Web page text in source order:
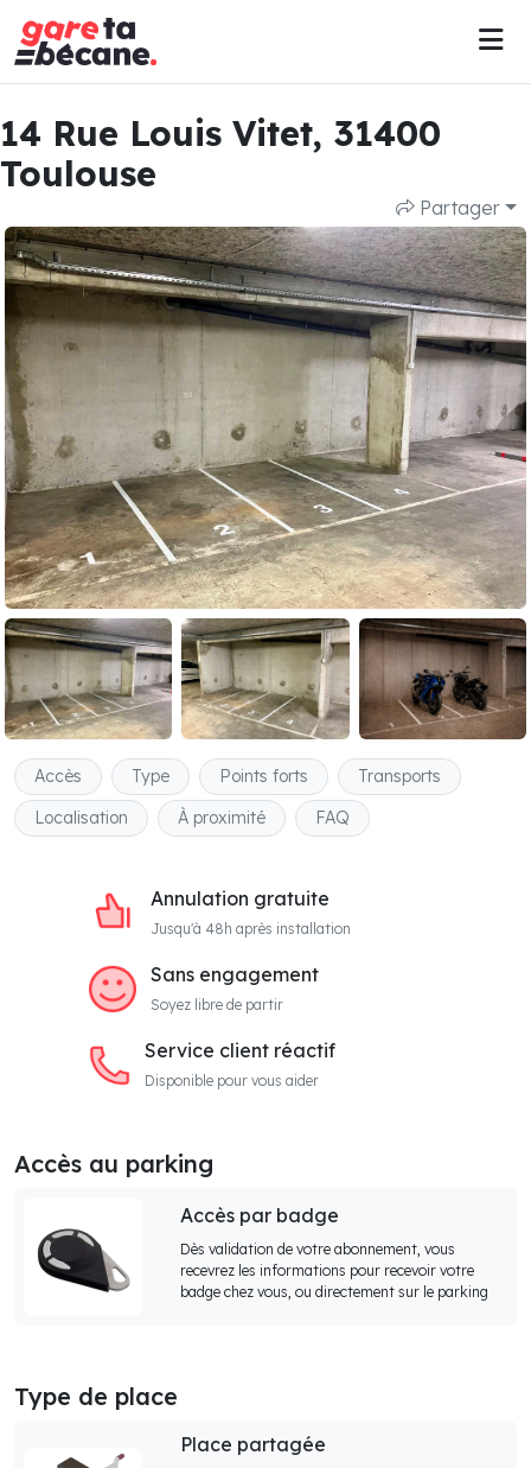
14 Rue Louis Vitet, 31400
Toulouse
Partager
Accès Type Points forts
Transports
Localisation
À proximité FAQ
Annulation gratuite
Jusqu'à 48h après installation
Sans engagement
Soyez libre de partir
Service client réactif
Disponible pour vous aider
Accès au parking
Accès par badge
Dès validation de votre abonnement, vous
recevrez les informations pour recevoir votre
badge chez vous, ou directement sur le parking
Type de place
Place partagée